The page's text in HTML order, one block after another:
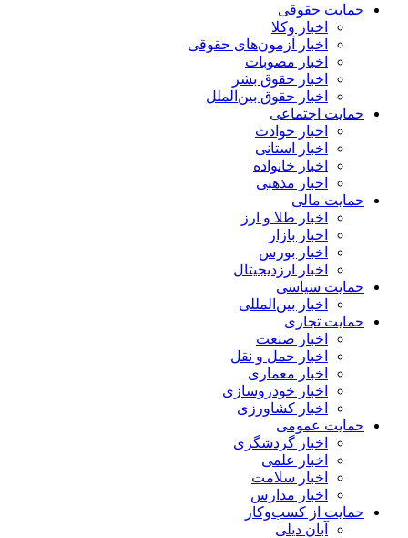
حمایت حقوقی
اخبار وکلا
اخبار آزمون‌های حقوقی
اخبار مصوبات
اخبار حقوق بشر
اخبار حقوق بین‌الملل
حمایت اجتماعی
اخبار حوادث
اخبار استانی
اخبار خانواده
اخبار مذهبی
حمایت مالی
اخبار طلا و ارز
اخبار بازار
اخبار بورس
اخبار ارزدیجیتال
حمایت سیاسی
اخبار بین‌المللی
حمایت تجاری
اخبار صنعت
اخبار حمل و نقل
اخبار معماری
اخبار خودروسازی
اخبار کشاورزی
حمایت عمومی
اخبار گردشگری
اخبار علمی
اخبار سلامت
اخبار مدارس
حمایت از کسب‌وکار
آبان دیلی